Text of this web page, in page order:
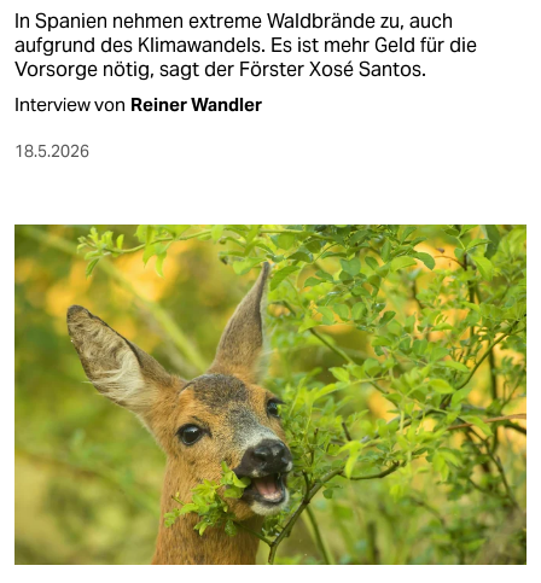
In Spanien nehmen extreme Waldbrände zu, auch
aufgrund des Klimawandels. Es ist mehr Geld für die
Vorsorge nötig, sagt der Förster Xosé Santos.
Interview von Reiner Wandler
18.5.2026